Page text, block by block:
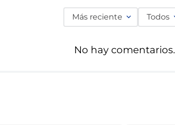
Más reciente Todos
No hay comentarios.